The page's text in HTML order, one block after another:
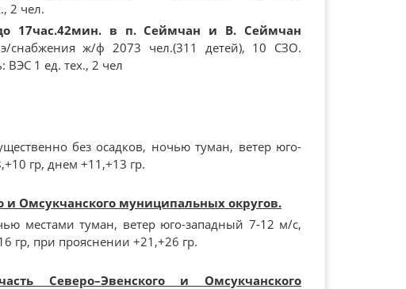
2 чел.
17час.42мин. в п. Сеймчан и В. Сеймчан
снабжения ж/ф 2073 чел.(311 детей), 10 СЗО.
ВЭС 1 ед. тех., 2 чел
без осадков, ночью туман, ветер юго-
гр, днем +11,+13 гр.
и Омсукчанского муниципальных округов.
местами туман, ветер юго-западный 7-12 м/с,
гр, при прояснении +21,+26 гр.
Северо–Эвенского и Омсукчанского